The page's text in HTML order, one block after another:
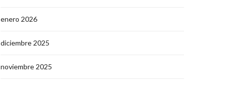
enero 2026
diciembre 2025
noviembre 2025